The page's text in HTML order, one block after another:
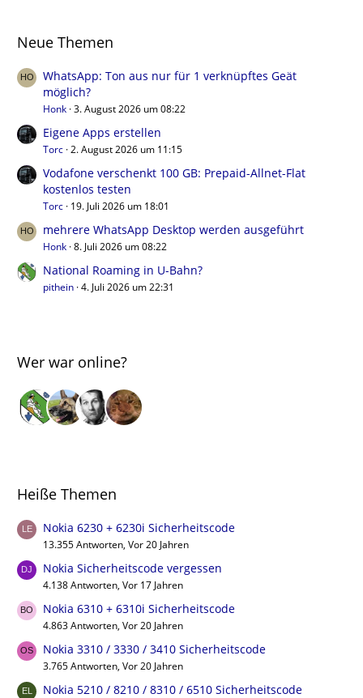
Neue Themen
WhatsApp: Ton aus nur für 1 verknüpftes Geät
möglich?
Honk 3. August 2026 um 08:22
Eigene Apps erstellen
Torc 2. August 2026 um 11:15
Vodafone verschenkt 100 GB: Prepaid-Allnet-Flat
kostenlos testen
Torc 19. Juli 2026 um 18:01
mehrere WhatsApp Desktop werden ausgeführt
Honk 8. Juli 2026 um 08:22
National Roaming in U-Bahn?
pithein 4. Juli 2026 um 22:31
Wer war online?
Heiße Themen
Nokia 6230 + 6230i Sicherheitscode
13.355 Antworten, Vor 20 Jahren
Nokia Sicherheitscode vergessen
4.138 Antworten, Vor 17 Jahren
Nokia 6310 + 6310i Sicherheitscode
4.863 Antworten, Vor 20 Jahren
Nokia 3310 / 3330 / 3410 Sicherheitscode
3.765 Antworten, Vor 20 Jahren
Nokia 5210 / 8210 / 8310 / 6510 Sicherheitscode